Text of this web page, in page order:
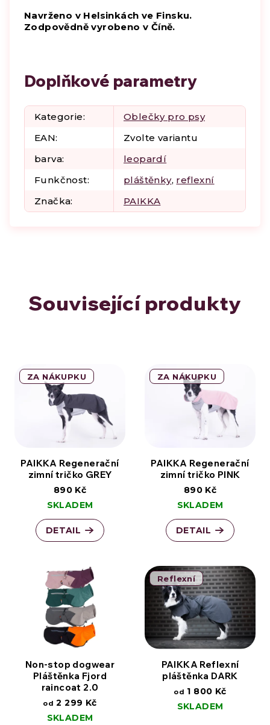
Navrženo v Helsinkách ve Finsku.
Zodpovědně vyrobeno v Číně.
Doplňkové parametry
Kategorie:
Oblečky pro psy
EAN:
Zvolte variantu
barva:
leopardí
Funkčnost: pláštěnky, reflexní
Značka: PAIKKA
Související produkty
ZA NÁKUPKU
PAIKKA Regenerační
zimní tričko GREY
890 Kč
SKLADEM
DETAIL
ZA NÁKUPKU
PAIKKA Regenerační
zimní tričko PINK
890 Kč
SKLADEM
DETAIL
Non-stop dogwear
Pláštěnka Fjord
raincoat 2.0
od 2 299 Kč
SKLADEM
Reflexní
PAIKKA Reflexní
pláštěnka DARK
od 1 800 Kč
SKLADEM